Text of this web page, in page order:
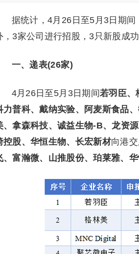
据统计，4月26日至5月3日期
，3家公司进行招股，3只新股成功
一、递表(26家)
4月26日至5月3日期间若羽臣、
力普科、戴纳实验、阿麦斯食品
、拿森科技、诚益生物-B、龙资
控股、华恒生物、长宏新材向港
、富瀚微、山推股份、珀莱雅、